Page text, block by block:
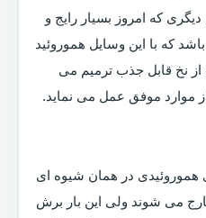
که امروز بسیار رایج و
که با این وسایل هموروئید
نخ قابل جذب ترمیم می
موارد موفق عمل می نماید.
هموروئیدی در همان شیوه ای
می شوند ولی این بار برش